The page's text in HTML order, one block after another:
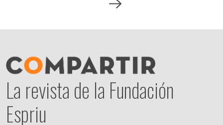
Siguiente página
Siguiente >
La revista de la Fundación
Espriu